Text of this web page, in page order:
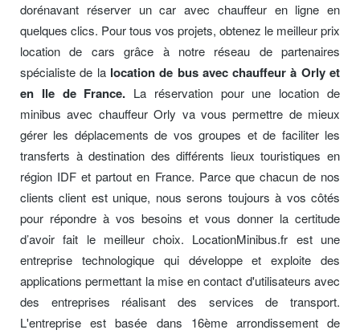
dorénavant réserver un car avec chauffeur en ligne en
quelques clics. Pour tous vos projets, obtenez le meilleur prix
location de cars grâce à notre réseau de partenaires
spécialiste de la location de bus avec chauffeur à Orly et
en Ile de France. La réservation pour une location de
minibus avec chauffeur Orly va vous permettre de mieux
gérer les déplacements de vos groupes et de faciliter les
transferts à destination des différents lieux touristiques en
région IDF et partout en France. Parce que chacun de nos
clients client est unique, nous serons toujours à vos côtés
pour répondre à vos besoins et vous donner la certitude
d’avoir fait le meilleur choix. LocationMinibus.fr est une
entreprise technologique qui développe et exploite des
applications permettant la mise en contact d'utilisateurs avec
des entreprises réalisant des services de transport.
L'entreprise est basée dans 16ème arrondissement de